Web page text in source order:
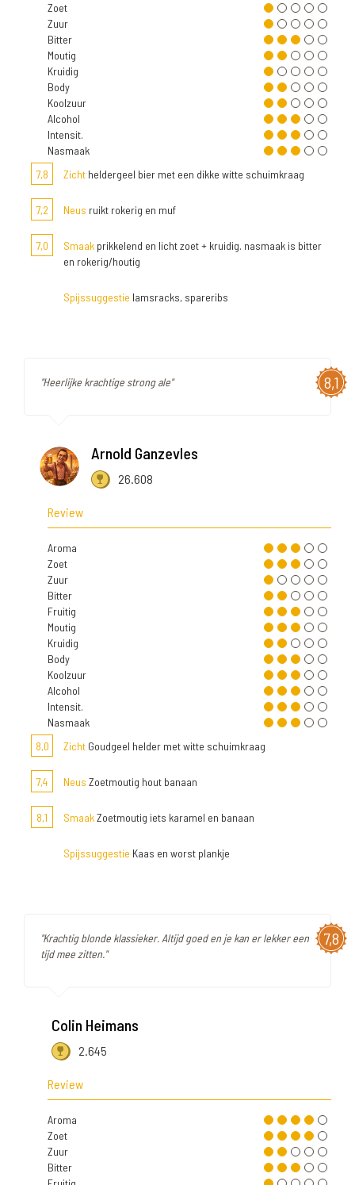
Zoet
Zuur
Bitter
Moutig
Kruidig
Body
Koolzuur
Alcohol
Intensit.
Nasmaak
7,8
Zicht heldergeel bier met een dikke witte schuimkraag
7,2 Neus ruikt rokerig en muf
7,0 Smaak prikkelend en licht zoet + kruidig. nasmaak is bitter
en rokerig/houtig
Spijssuggestie lamsracks, spareribs
8,1
"Heerlijke krachtige strong ale"
Arnold Ganzevles
26.608
Review
Aroma
Zoet
Zuur
Bitter
Fruitig
Moutig
Kruidig
Body
Koolzuur
Alcohol
Intensit.
Nasmaak
8,0
Zicht Goudgeel helder met witte schuimkraag
7,4 Neus Zoetmoutig hout banaan
8,1 SmaakZoetmoutig iets karamel en banaan
Spijssuggestie Kaas en worst plankje
7,8
"Krachtig blonde klassieker. Altijd goed en je kan er lekker een
tijd mee zitten."
Colin Heimans
2.645
Review
Aroma
Zoet
Zuur
Bitter